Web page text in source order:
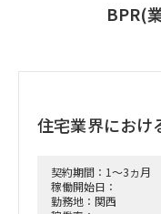
BPR(
住宅業界におけ
契約期間：1～3ヵ月
稼働開始日：
勤務地：関西